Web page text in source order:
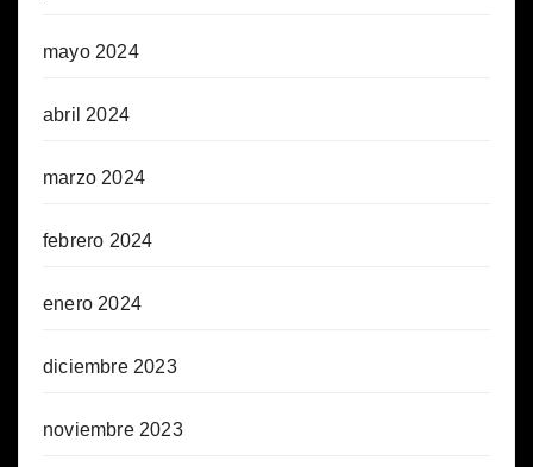
mayo 2024
abril 2024
marzo 2024
febrero 2024
enero 2024
diciembre 2023
noviembre 2023